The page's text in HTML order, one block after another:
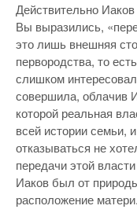
Действительно
Вы выразились,
это лишь внешняя
первородства, то
слишком
совершила, облачив
которой реальная
всей истории семьи,
отказываться не
передачи этой
Иаков был от
расположение